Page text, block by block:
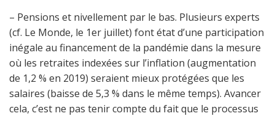
– Pensions et nivellement par le bas. Plusieurs experts
(cf. Le Monde, le 1er juillet) font état d’une participation
inégale au financement de la pandémie dans la mesure
où les retraites indexées sur l’inflation (augmentation
de 1,2 % en 2019) seraient mieux protégées que les
salaires (baisse de 5,3 % dans le même temps). Avancer
cela, c’est ne pas tenir compte du fait que le processus